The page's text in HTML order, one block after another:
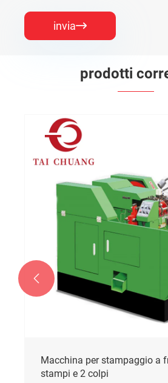
invia
prodotti
Macchina per stampaggio a
stampi e 3 colpi
